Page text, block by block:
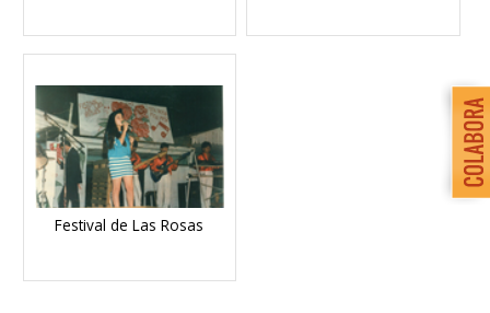
Festival de Las Rosas